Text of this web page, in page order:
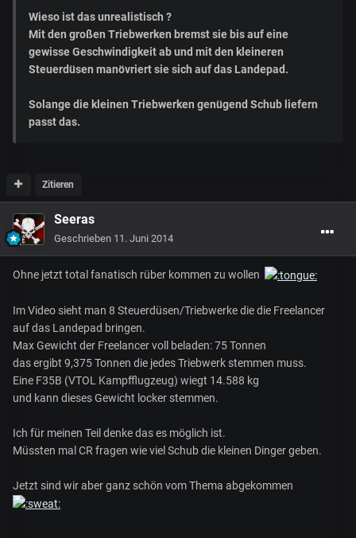
Wieso ist das unrealistisch ?
Mit den großen Triebwerken bremst sie bis auf eine
gewisse Geschwindigkeit ab und mit den kleineren
Steuerdüsen manövriert sie sich auf das Landepad.
Solange die kleinen Triebwerken genügend Schub liefern
passt das.
Zitieren
Seeras
Geschrieben 11. Juni 2014
Ohne jetzt total fanatisch rüber kommen zu wollen
Im Video sieht man 8 Steuerdüsen/Triebwerke die die Freelancer
auf das Landepad bringen.
Max Gewicht der Freelancer voll beladen: 75 Tonnen
das ergibt 9,375 Tonnen die jedes Triebwerk stemmen muss.
Eine F35B (VTOL Kampfflugzeug) wiegt 14.588 kg
und kann dieses Gewicht locker stemmen.
Ich für meinen Teil denke das es möglich ist.
Müssten mal CR fragen wie viel Schub die kleinen Dinger geben.
Jetzt sind wir aber ganz schön vom Thema abgekommen